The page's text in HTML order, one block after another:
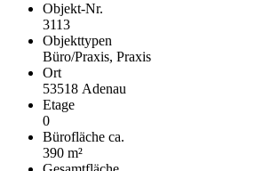
Objekt-Nr.
3113
Objekttypen
Büro/Praxis, Praxis
Ort
53518 Adenau
Etage
0
Bürofläche ca.
390 m²